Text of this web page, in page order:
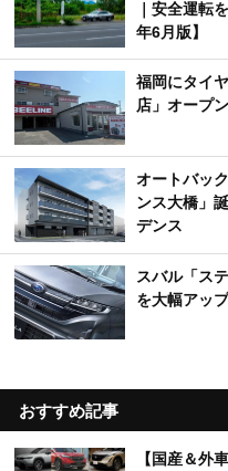
｜安全運転
年6月版】
福岡にタイ
店」オープ
オートバッ
ンス大橋」
デンス
スバル「ス
を大幅アッ
おすすめ記事
【国産＆外